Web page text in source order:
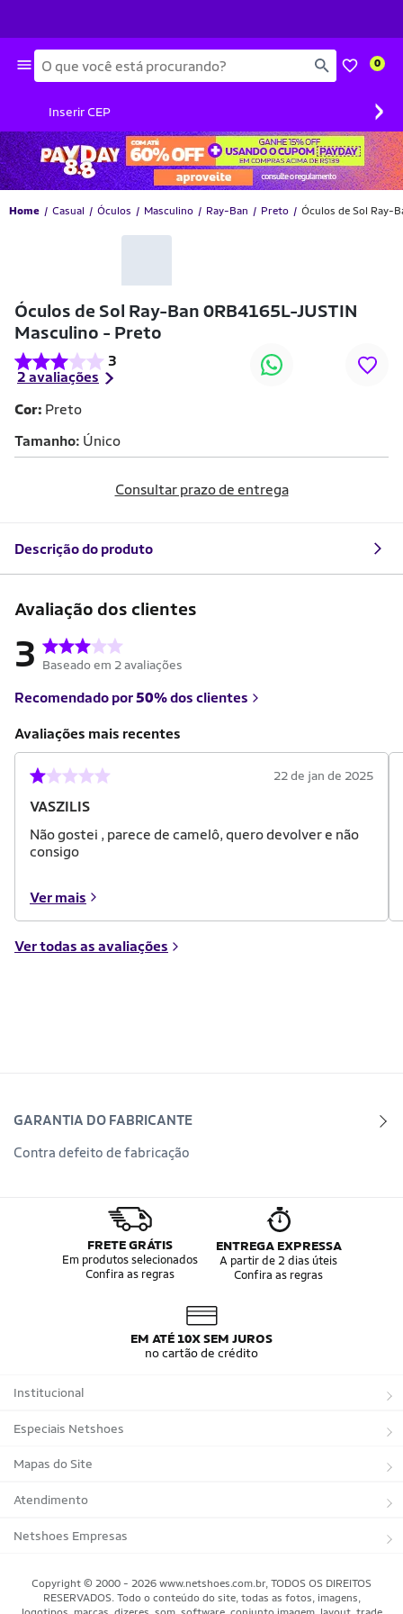
Busca 0
Inserir CEP ›
Home Casual Óculos Masculino Ray-Ban Preto Óculos de Sol Ray-
Óculos de Sol Ray-Ban 0RB4165L-JUSTIN
Masculino - Preto
3
2 avaliações
-18% OFF
Cor: Preto
Tamanho Único
Consultar prazo de entrega
Descrição do produto
Avaliação dos clientes
3 Baseado em 2 avaliações
Recomendado por50%dos clientes
Avaliações mais recentes
VASZILIS
22 de jan de 2025
Não gostei , parece de camelô, quero devolver e não
consigo
Ver mais
Ver todas as avaliações
GARANTIA DO FABRICANTE
Contra defeito de fabricação
FRETE GRÁTIS
Em produtos selecionados
Confira as regras
ENTREGA EXPRESSA
A partir de 2 dias úteis
Confira as regras
EM ATÉ 10X SEM JUROS
no cartão de crédito
Institucional
Sobre a Netshoes
Política de Privacidade
Programa de Afiliados
Regulamentos
Programa de Integridade
Especiais Netshoes
Suplementos
Corrida
Bicicletas
Mapas do Site
Marcas
Tipos de Produtos
Atendimento
Trocas e devoluções
Minha Conta
Netshoes Empresas
Copyright © 2000 - 2026 www.netshoes.com.br, TODOS OS DIREITOS
RESERVADOS. Todo o conteúdo do site, todas as fotos, imagens,